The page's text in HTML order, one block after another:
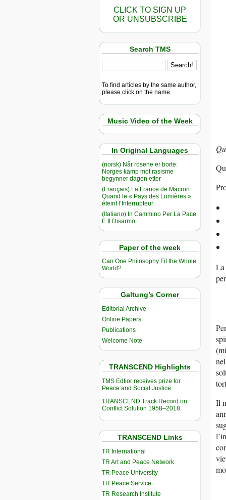
CLICK TO SIGN UP
OR UNSUBSCRIBE
Search TMS
To find articles by the same author,
please click on the name.
Music Video of the Week
In Original Languages
(norsk) Når rosene er borte:
Norges kamp mot rasisme
begynner dagen etter
(Français) La France de Macron :
Quand le « Pays des Lumières »
éteint l’Interrupteur
(Italiano) In Cammino Per La Pace
E Il Disarmo
Paper of the week
Can One Philosophy Fit the Whole
World?
Galtung’s Corner
Editorial Archive
Online Papers
Publications
Welcome Note
TRANSCEND Highlights
TMS Edtior receives prize for
Peace and Social Justice
TRANSCEND Track Record on
Conflict Solution 1958–2018
TRANSCEND Links
TR International
TR Art and Peace Network
TR Peace University
TR Peace Service
TR Research Institute
La
Il